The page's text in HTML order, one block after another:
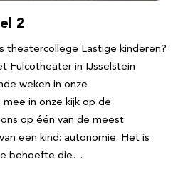
2
theatercollege Lastige kinderen?
Fulcotheater in IJsselstein
weken in onze
in onze kijk op de
op één van de meest
een kind: autonomie. Het is
behoefte die…